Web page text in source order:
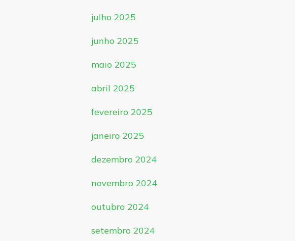
julho 2025
junho 2025
maio 2025
abril 2025
fevereiro 2025
janeiro 2025
dezembro 2024
novembro 2024
outubro 2024
setembro 2024